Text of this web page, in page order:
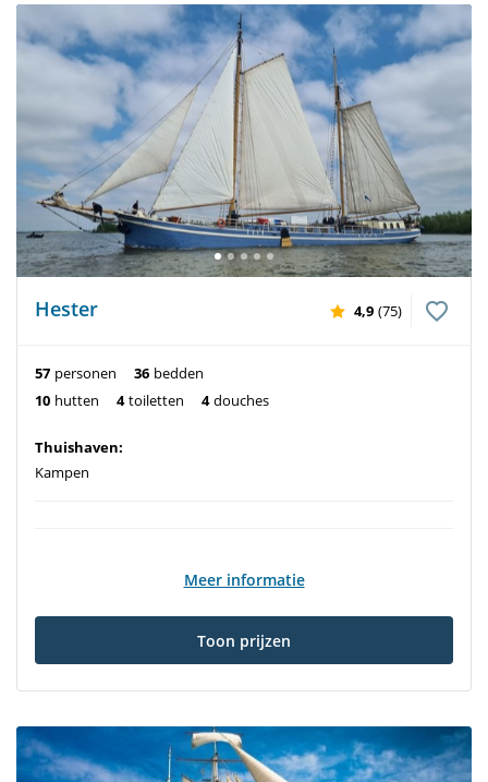
Hester 4,9 (75)
57 personen 36 bedden
10 hutten 4 toiletten 4 douches
Thuishaven:
Kampen
Meer informatie
Toon prijzen